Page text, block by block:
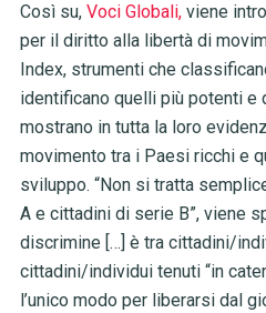
Così su, Voci Globali,viene
per il diritto alla libertà di
Index, strumenti che
identificano quelli più potenti e
mostrano in tutta la loro
movimento tra i Paesi ricchi e
sviluppo. “Non si tratta
A e cittadini di serie B”, viene
discrimine […] è tra cittadini/
cittadini/individui tenuti “in
l’unico modo per liberarsi dal